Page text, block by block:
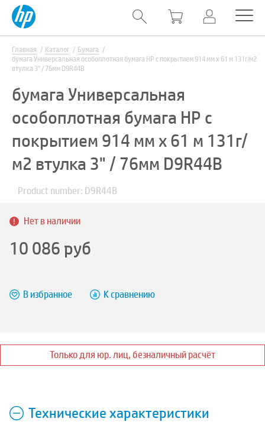
Главная Каталог
Бумага
бумага Универсальная особоплотная бумага HP с покрытием 914 мм x 61 м 131г/м2
втулка 3" / 76мм D9R44B
бумага Универсальная
особоплотная бумага HP с
покрытием 914 мм x 61 м 131г/
м2 втулка 3" / 76мм D9R44B
Product number: D9R44B
Нет в наличии
10 086 руб
В избранное К сравнению
Только для юр. лиц, безналичный расчёт
Технические характеристики